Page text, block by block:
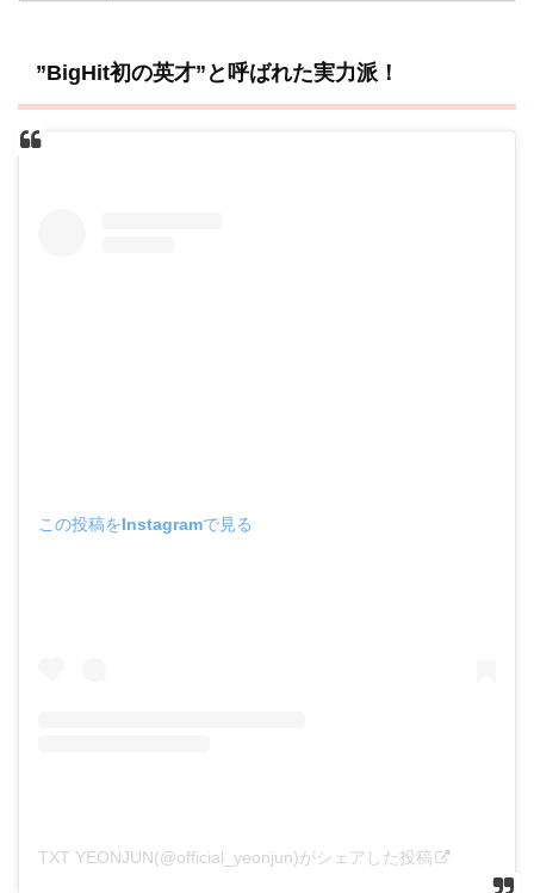
”BigHit初の英才”と呼ばれた実力派！
この投稿をInstagramで見る
TXT YEONJUN(@official_yeonjun)がシェアした投稿